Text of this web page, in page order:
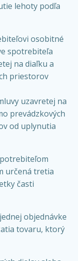
lehoty podľa
osobitné
spotrebiteľa
na diaľku a
priestorov
uzavretej na
prevádzkových
od uplynutia
určená tretia
časti
objednávke
tovaru, ktorý